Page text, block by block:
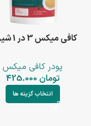
کافی میکس 3 در 1 شیرین
پودر کافی میکس
تومان
انتخاب گزینه ها